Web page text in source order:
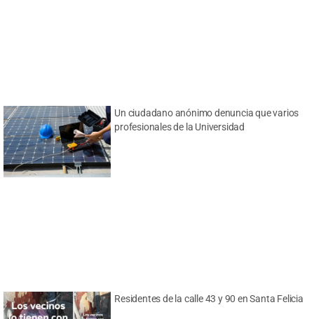
Un ciudadano anónimo denuncia que varios
profesionales de la Universidad
Residentes de la calle 43 y 90 en Santa Felicia